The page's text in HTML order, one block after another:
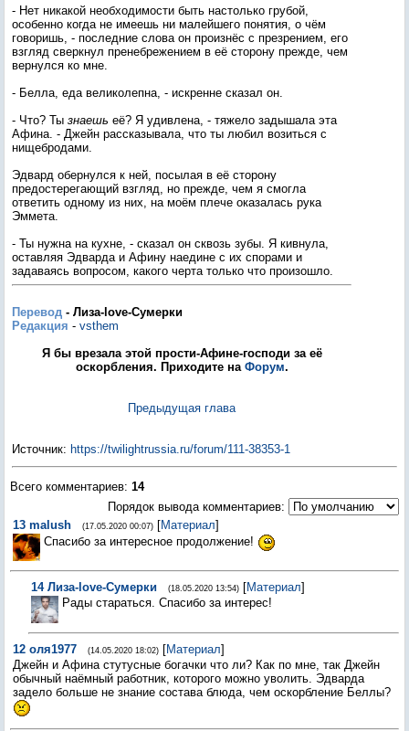
- Нет никакой необходимости быть настолько грубой,
особенно когда не имеешь ни малейшего понятия, о чём
говоришь, - последние слова он произнёс с презрением, его
взгляд сверкнул пренебрежением в её сторону прежде, чем
вернулся ко мне.
- Белла, еда великолепна, - искренне сказал он.
- Что? Ты знаешь её? Я удивлена, - тяжело задышала эта
Афина. - Джейн рассказывала, что ты любил возиться с
нищебродами.
Эдвард обернулся к ней, посылая в её сторону
предостерегающий взгляд, но прежде, чем я смогла
ответить одному из них, на моём плече оказалась рука
Эммета.
- Ты нужна на кухне, - сказал он сквозь зубы. Я кивнула,
оставляя Эдварда и Афину наедине с их спорами и
задаваясь вопросом, какого черта только что произошло.
Перевод - Лиза-love-Сумерки
Редакция - vsthem
Я бы врезала этой прости-Афине-господи за её
оскорбления. Приходите на Форум.
Предыдущая глава
Источник: https://twilightrussia.ru/forum/111-38353-1
Всего комментариев: 14
Порядок вывода комментариев:
13 malush (17.05.2020 00:07) [Материал]
Спасибо за интересное продолжение!
14 Лиза-love-Сумерки (18.05.2020 13:54) [Материал]
Рады стараться. Спасибо за интерес!
12 оля1977 (14.05.2020 18:02) [Материал]
Джейн и Афина стутусные богачки что ли? Как по мне, так Джейн
обычный наёмный работник, которого можно уволить. Эдварда
задело больше не знание состава блюда, чем оскорбление Беллы?